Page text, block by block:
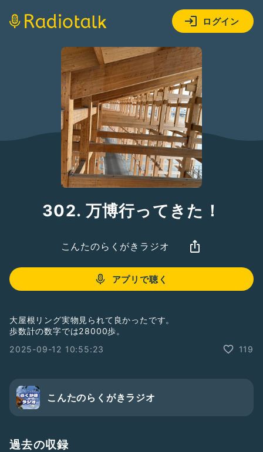
ログイン
302. 万博行ってきた！
こんたのらくがきラジオ
アプリで聴く
大屋根リング実物見られて良かったです。
歩数計の数字では28000歩。
2025-09-12 10:55:23
119
こんたのらくがきラジオ
過去の収録